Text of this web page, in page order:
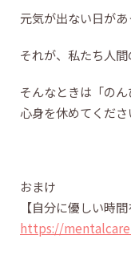
元気が出ない日があ
それが、私たち人間
そんなときは「の
心身を休めてくださ
おまけ
【自分に優しい時間
https://